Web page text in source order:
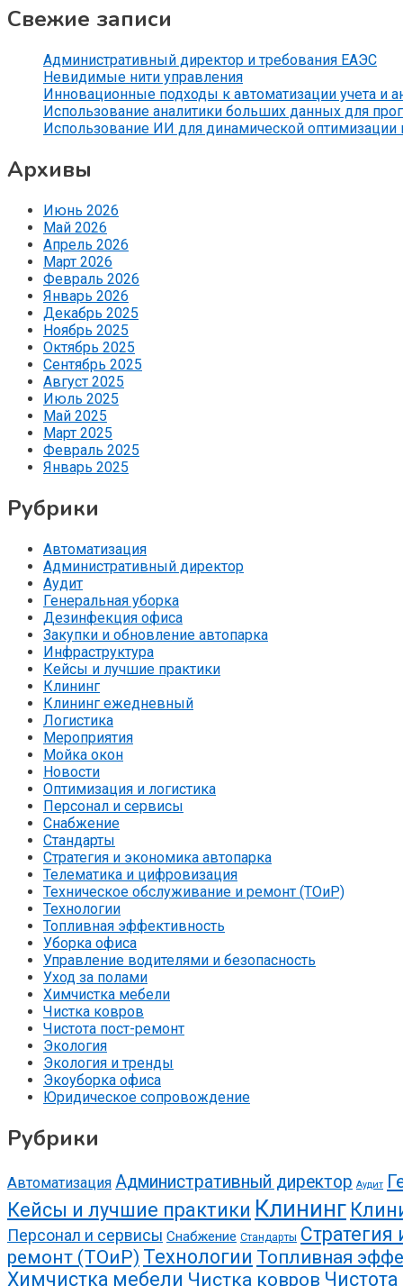
Свежие записи
Административный директор и требования ЕАЭС
Невидимые нити управления
Инновационные подходы к автоматизации учета и
Использование аналитики больших данных для
Использование ИИ для динамической
Архивы
Июнь 2026
Май 2026
Апрель 2026
Март 2026
Февраль 2026
Январь 2026
Декабрь 2025
Ноябрь 2025
Октябрь 2025
Сентябрь 2025
Август 2025
Июль 2025
Май 2025
Март 2025
Февраль 2025
Январь 2025
Рубрики
Автоматизация
Административный директор
Аудит
Генеральная уборка
Дезинфекция офиса
Закупки и обновление автопарка
Инфраструктура
Кейсы и лучшие практики
Клининг
Клининг ежедневный
Логистика
Мероприятия
Мойка окон
Новости
Оптимизация и логистика
Персонал и сервисы
Снабжение
Стандарты
Стратегия и экономика автопарка
Телематика и цифровизация
Техническое обслуживание и ремонт (ТОиР)
Технологии
Топливная эффективность
Уборка офиса
Управление водителями и безопасность
Уход за полами
Химчистка мебели
Чистка ковров
Чистота пост-ремонт
Экология
Экология и тренды
Экоуборка офиса
Юридическое сопровождение
Рубрики
Автоматизация Административный директор Аудит
Кейсы и лучшие практики Клининг
Персонал и сервисы Снабжение Стандарты Стратегия
ремонт (ТОиР) Технологии Топливная
Химчистка мебели Чистка ковров